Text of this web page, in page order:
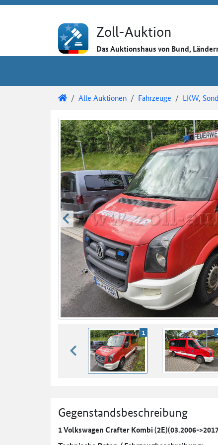
Zoll-Auktion
Das Auktionshaus von Bund,
Zoll-Auktion
Alle Auktionen Fahrzeuge LKW,
Auktionsdetails
Auktionsüberblick
zurück blättern
zurück blättern
1
Gegenstandsbeschreibung
1 Volkswagen Crafter Kombi (2E)(03.2006-